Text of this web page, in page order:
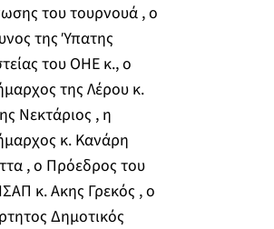
του τουρνουά , ο
της Ύπατης
του ΟΗΕ κ., ο
της Λέρου κ.
Νεκτάριος , η
κ. Κανάρη
, ο Πρόεδρος του
κ. Ακης Γρεκός , ο
Δημοτικός